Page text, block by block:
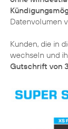
Datenvolumen
Kunden, die in
wechseln und
Gutschrift von